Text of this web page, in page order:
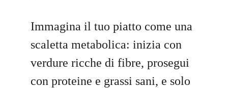
Immagina il tuo piatto come una
scaletta metabolica: inizia con
verdure ricche di fibre, prosegui
con proteine e grassi sani, e solo